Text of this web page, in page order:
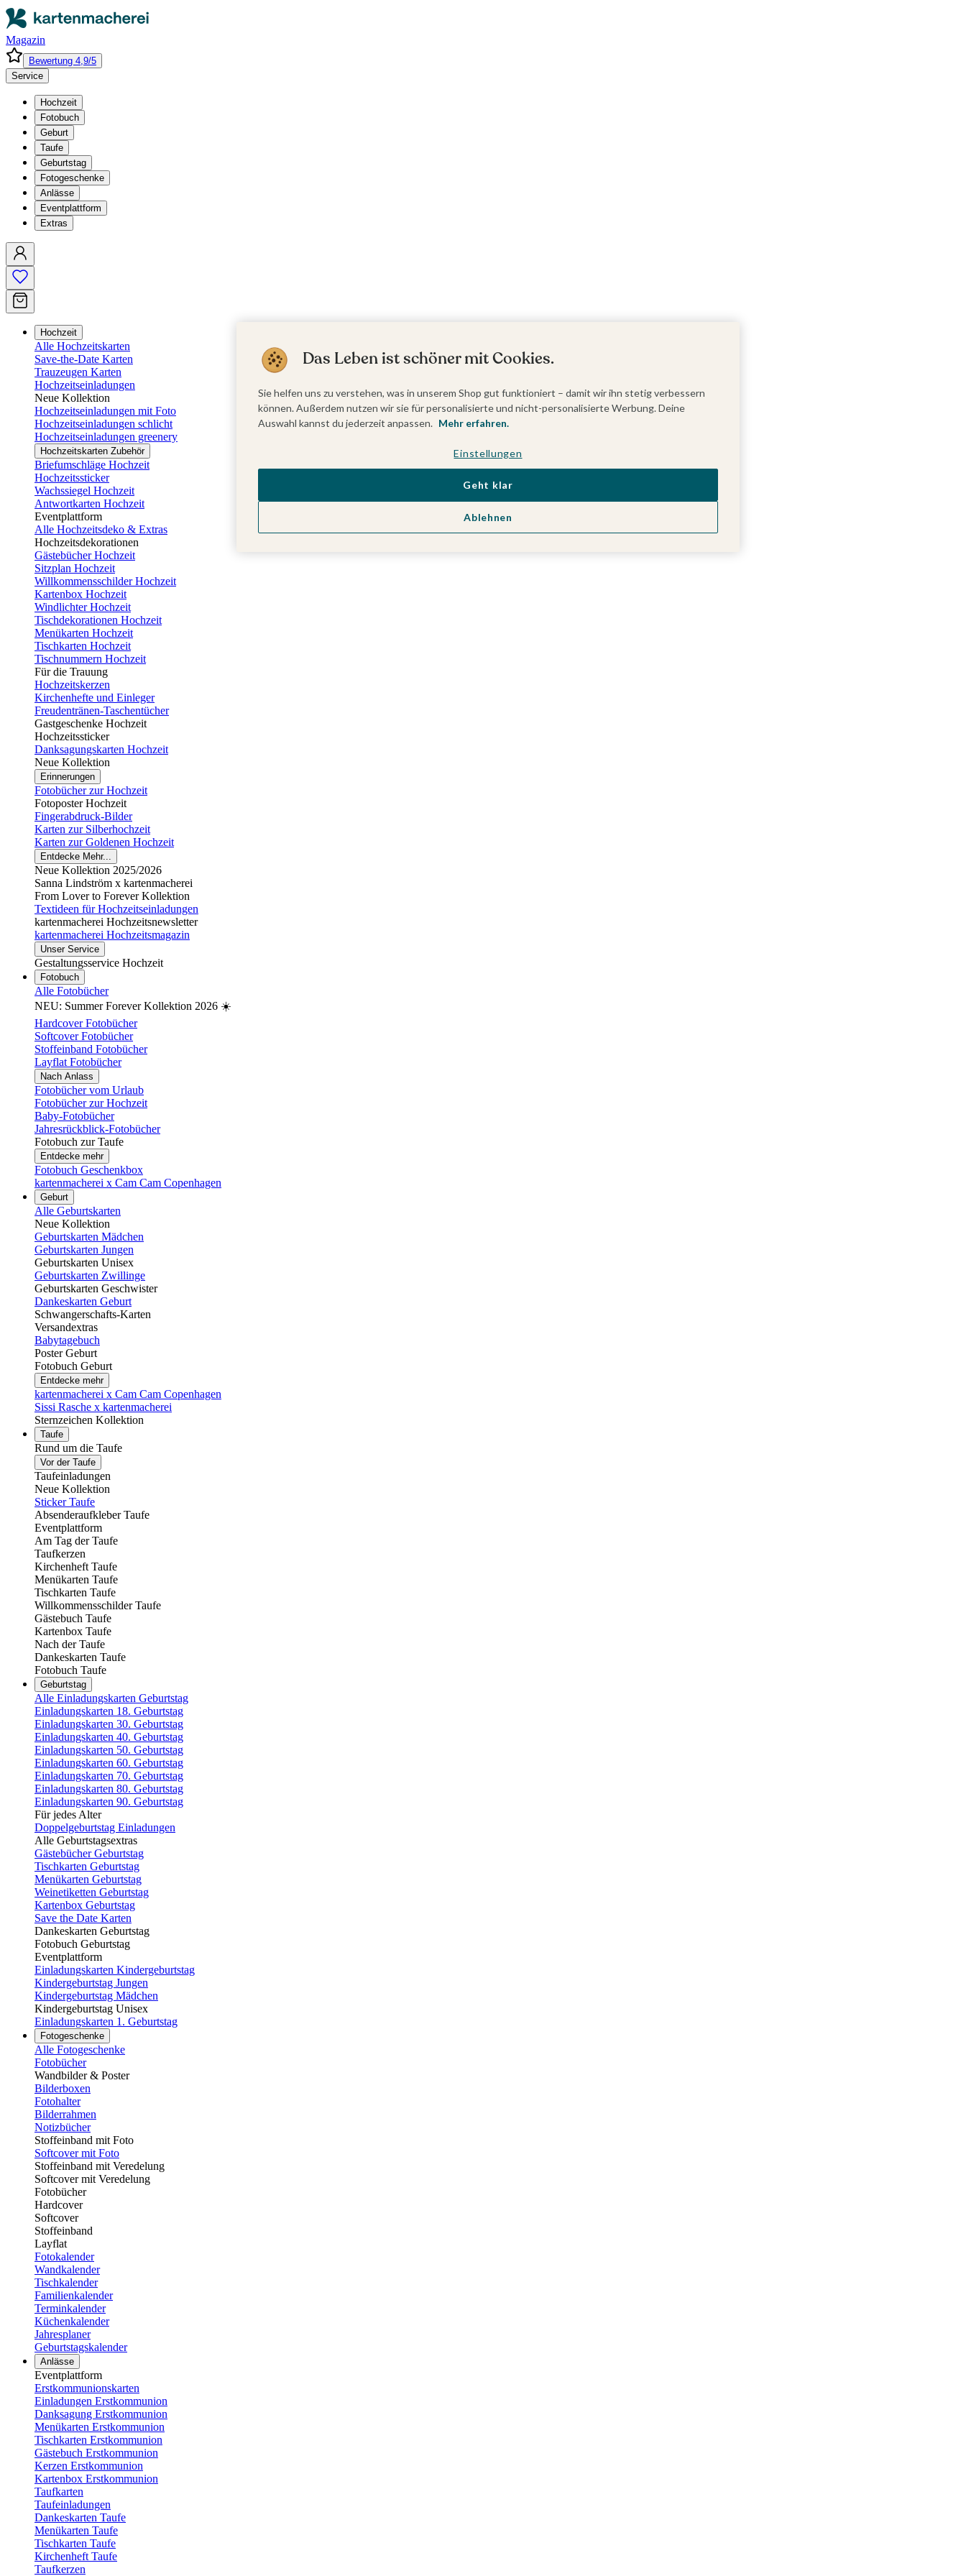
Magazin
Bewertung 4,9/5
Service
Hochzeit
Fotobuch
Geburt
Taufe
Geburtstag
Fotogeschenke
Anlässe
Eventplattform
Extras
Hochzeit
Alle Hochzeitskarten
Save-the-Date Karten
Trauzeugen Karten
Hochzeitseinladungen
Neue Kollektion
Hochzeitseinladungen mit Foto
Hochzeitseinladungen schlicht
Hochzeitseinladungen greenery
Hochzeitskarten Zubehör
Briefumschläge Hochzeit
Hochzeitssticker
Wachssiegel Hochzeit
Antwortkarten Hochzeit
Eventplattform
Alle Hochzeitsdeko & Extras
Hochzeitsdekorationen
Gästebücher Hochzeit
Sitzplan Hochzeit
Willkommensschilder Hochzeit
Kartenbox Hochzeit
Windlichter Hochzeit
Tischdekorationen Hochzeit
Menükarten Hochzeit
Tischkarten Hochzeit
Tischnummern Hochzeit
Für die Trauung
Hochzeitskerzen
Kirchenhefte und Einleger
Freudentränen-Taschentücher
Gastgeschenke Hochzeit
Hochzeitssticker
Danksagungskarten Hochzeit
Neue Kollektion
Erinnerungen
Fotobücher zur Hochzeit
Fotoposter Hochzeit
Fingerabdruck-Bilder
Karten zur Silberhochzeit
Karten zur Goldenen Hochzeit
Entdecke Mehr...
Neue Kollektion 2025/2026
Sanna Lindström x kartenmacherei
From Lover to Forever Kollektion
Textideen für Hochzeitseinladungen
kartenmacherei Hochzeitsnewsletter
kartenmacherei Hochzeitsmagazin
Unser Service
Gestaltungsservice Hochzeit
Fotobuch
Alle Fotobücher
NEU: Summer Forever Kollektion 2026 ☀️
Hardcover Fotobücher
Softcover Fotobücher
Stoffeinband Fotobücher
Layflat Fotobücher
Nach Anlass
Fotobücher vom Urlaub
Fotobücher zur Hochzeit
Baby-Fotobücher
Jahresrückblick-Fotobücher
Fotobuch zur Taufe
Entdecke mehr
Fotobuch Geschenkbox
kartenmacherei x Cam Cam Copenhagen
Geburt
Alle Geburtskarten
Neue Kollektion
Geburtskarten Mädchen
Geburtskarten Jungen
Geburtskarten Unisex
Geburtskarten Zwillinge
Geburtskarten Geschwister
Dankeskarten Geburt
Schwangerschafts-Karten
Versandextras
Babytagebuch
Poster Geburt
Fotobuch Geburt
Entdecke mehr
kartenmacherei x Cam Cam Copenhagen
Sissi Rasche x kartenmacherei
Sternzeichen Kollektion
Taufe
Rund um die Taufe
Vor der Taufe
Taufeinladungen
Neue Kollektion
Sticker Taufe
Absenderaufkleber Taufe
Eventplattform
Am Tag der Taufe
Taufkerzen
Kirchenheft Taufe
Menükarten Taufe
Tischkarten Taufe
Willkommensschilder Taufe
Gästebuch Taufe
Kartenbox Taufe
Nach der Taufe
Dankeskarten Taufe
Fotobuch Taufe
Geburtstag
Alle Einladungskarten Geburtstag
Einladungskarten 18. Geburtstag
Einladungskarten 30. Geburtstag
Einladungskarten 40. Geburtstag
Einladungskarten 50. Geburtstag
Einladungskarten 60. Geburtstag
Einladungskarten 70. Geburtstag
Einladungskarten 80. Geburtstag
Einladungskarten 90. Geburtstag
Für jedes Alter
Doppelgeburtstag Einladungen
Alle Geburtstagsextras
Gästebücher Geburtstag
Tischkarten Geburtstag
Menükarten Geburtstag
Weinetiketten Geburtstag
Kartenbox Geburtstag
Save the Date Karten
Dankeskarten Geburtstag
Fotobuch Geburtstag
Eventplattform
Einladungskarten Kindergeburtstag
Kindergeburtstag Jungen
Kindergeburtstag Mädchen
Kindergeburtstag Unisex
Einladungskarten 1. Geburtstag
Fotogeschenke
Alle Fotogeschenke
Fotobücher
Wandbilder & Poster
Bilderboxen
Fotohalter
Bilderrahmen
Notizbücher
Stoffeinband mit Foto
Softcover mit Foto
Stoffeinband mit Veredelung
Softcover mit Veredelung
Fotobücher
Hardcover
Softcover
Stoffeinband
Layflat
Fotokalender
Wandkalender
Tischkalender
Familienkalender
Terminkalender
Küchenkalender
Jahresplaner
Geburtstagskalender
Anlässe
Eventplattform
Erstkommunionskarten
Einladungen Erstkommunion
Danksagung Erstkommunion
Menükarten Erstkommunion
Tischkarten Erstkommunion
Gästebuch Erstkommunion
Kerzen Erstkommunion
Kartenbox Erstkommunion
Taufkarten
Taufeinladungen
Dankeskarten Taufe
Menükarten Taufe
Tischkarten Taufe
Kirchenheft Taufe
Taufkerzen
Das Leben ist schöner mit Cookies.
Sie helfen uns zu verstehen, was in unserem Shop gut funktioniert – damit wir ihn stetig verbessern
können. Außerdem nutzen wir sie für personalisierte und nicht-personalisierte Werbung. Deine
Auswahl kannst du jederzeit anpassen. Mehr erfahren.
Einstellungen
Ablehnen
Geht klar